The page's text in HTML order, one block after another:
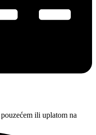
ili uplatom na